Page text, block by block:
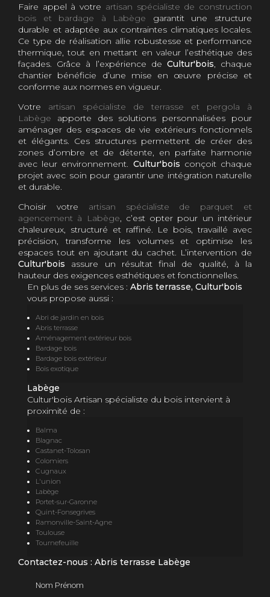
Faire appel à votre artisan spécialiste de construction
bois et bardage à Labège garantit une structure
durable et adaptée aux contraintes climatiques locales.
Ce type de réalisation allie robustesse et performance
thermique, tout en mettant en valeur l’esthétique des
façades. Grâce à l’expérience de Cultur'bois, chaque
chantier bénéficie d’une mise en œuvre précise et
conforme aux normes en vigueur.
Votre artisan spécialiste de terrasse et pergola à
Labège apporte des solutions personnalisées pour
aménager des espaces de vie extérieurs fonctionnels
et élégants. Ces structures permettent de créer des
zones d’ombre et de détente, en parfaite harmonie
avec leur environnement. Cultur'bois conçoit chaque
projet avec soin pour garantir une intégration naturelle
et durable.
Choisir votre artisan spécialiste de parquet et
agencement à Labège, c’est opter pour un intérieur
chaleureux, structuré et raffiné. Le bois, travaillé avec
précision, transforme les volumes et optimise les
espaces tout en ajoutant du cachet. L’intervention de
Cultur'bois assure un résultat final de qualité, à la
hauteur des exigences esthétiques et fonctionnelles.
En plus de ses services : Abris terrasse, Cultur'bois
vous propose aussi :
Abri de jardin en bois
Abris terrasse
Aménagement extérieur bois
Bardage bois
Bardage bois extérieur
Bois exotique
Labège
Cultur'bois Artisan spécialiste du bois intervient à
proximité de :
Balma
Blagnac
Castanet-Tolosan
Colomiers
Cugnaux
L'union
Labège
Portet-sur-Garonne
Quint-Fonsegrives
Ramonville-Saint-Agne
Toulouse
Tournefeuille
Contactez-nous : Abris terrasse Labège